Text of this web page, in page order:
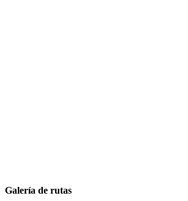
Galería de rutas